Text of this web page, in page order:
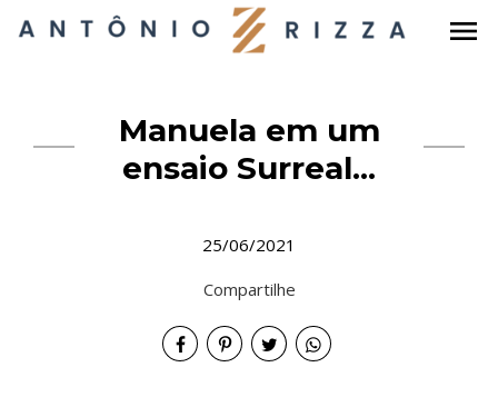
menu
Manuela em um
ensaio Surreal...
25/06/2021
Compartilhe